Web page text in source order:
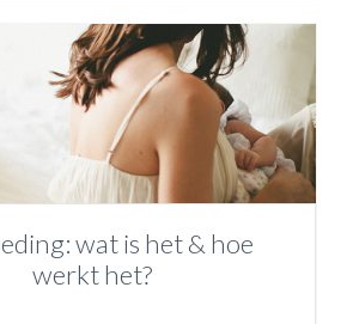
wat is het & hoe
werkt het?